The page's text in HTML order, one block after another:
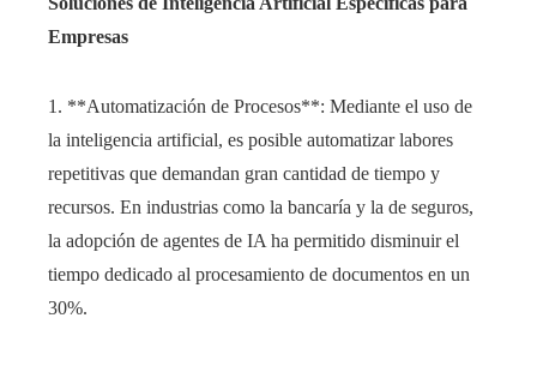
Empresas
1. **Automatización de Procesos**: Mediante el uso de
la inteligencia artificial, es posible automatizar labores
repetitivas que demandan gran cantidad de tiempo y
recursos. En industrias como la bancaría y la de seguros,
la adopción de agentes de IA ha permitido disminuir el
tiempo dedicado al procesamiento de documentos en un
30%.